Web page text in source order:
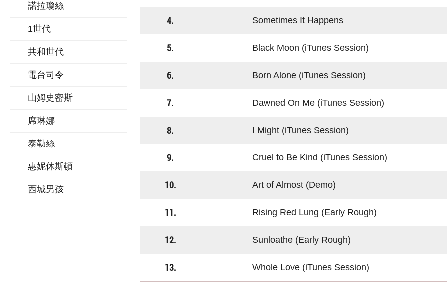
諾拉瓊絲
1世代
共和世代
電台司令
山姆史密斯
席琳娜
泰勒絲
惠妮休斯頓
西城男孩
4. Sometimes It Happens
5. Black Moon (iTunes Session)
6. Born Alone (iTunes Session)
7. Dawned On Me (iTunes Session)
8. I Might (iTunes Session)
9. Cruel to Be Kind (iTunes Session)
10. Art of Almost (Demo)
11. Rising Red Lung (Early Rough)
12. Sunloathe (Early Rough)
13. Whole Love (iTunes Session)